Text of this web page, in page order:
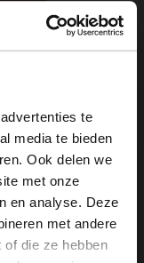
te
media te bieden
Ook delen we
met onze
en analyse. Deze
met andere
die ze hebben
×
Would